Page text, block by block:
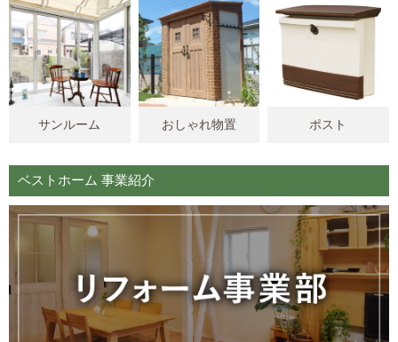
サンルーム おしゃれ物置 ポスト
ベストホーム 事業紹介